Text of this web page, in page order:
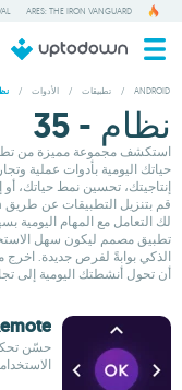
ARES: THE IRON VANGUARD
ANDROID
/ تطبيقات / الأدوات /
نظام - 35
حياتك اليومية بأدوات عملية
إنتاجيتك، تحسين نمط حياتك،
لك التعامل مع المهام اليومية
تطبيق مصمم ليكون سهل
الذكي بوابةً لفرص جديدة.
أن تحول أنشطتك اليومية إلى
حسّن